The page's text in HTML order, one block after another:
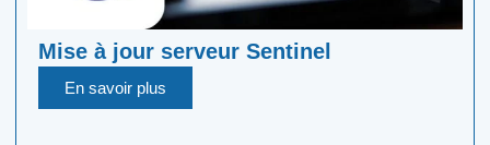
Mise à jour serveur Sentinel
En savoir plus